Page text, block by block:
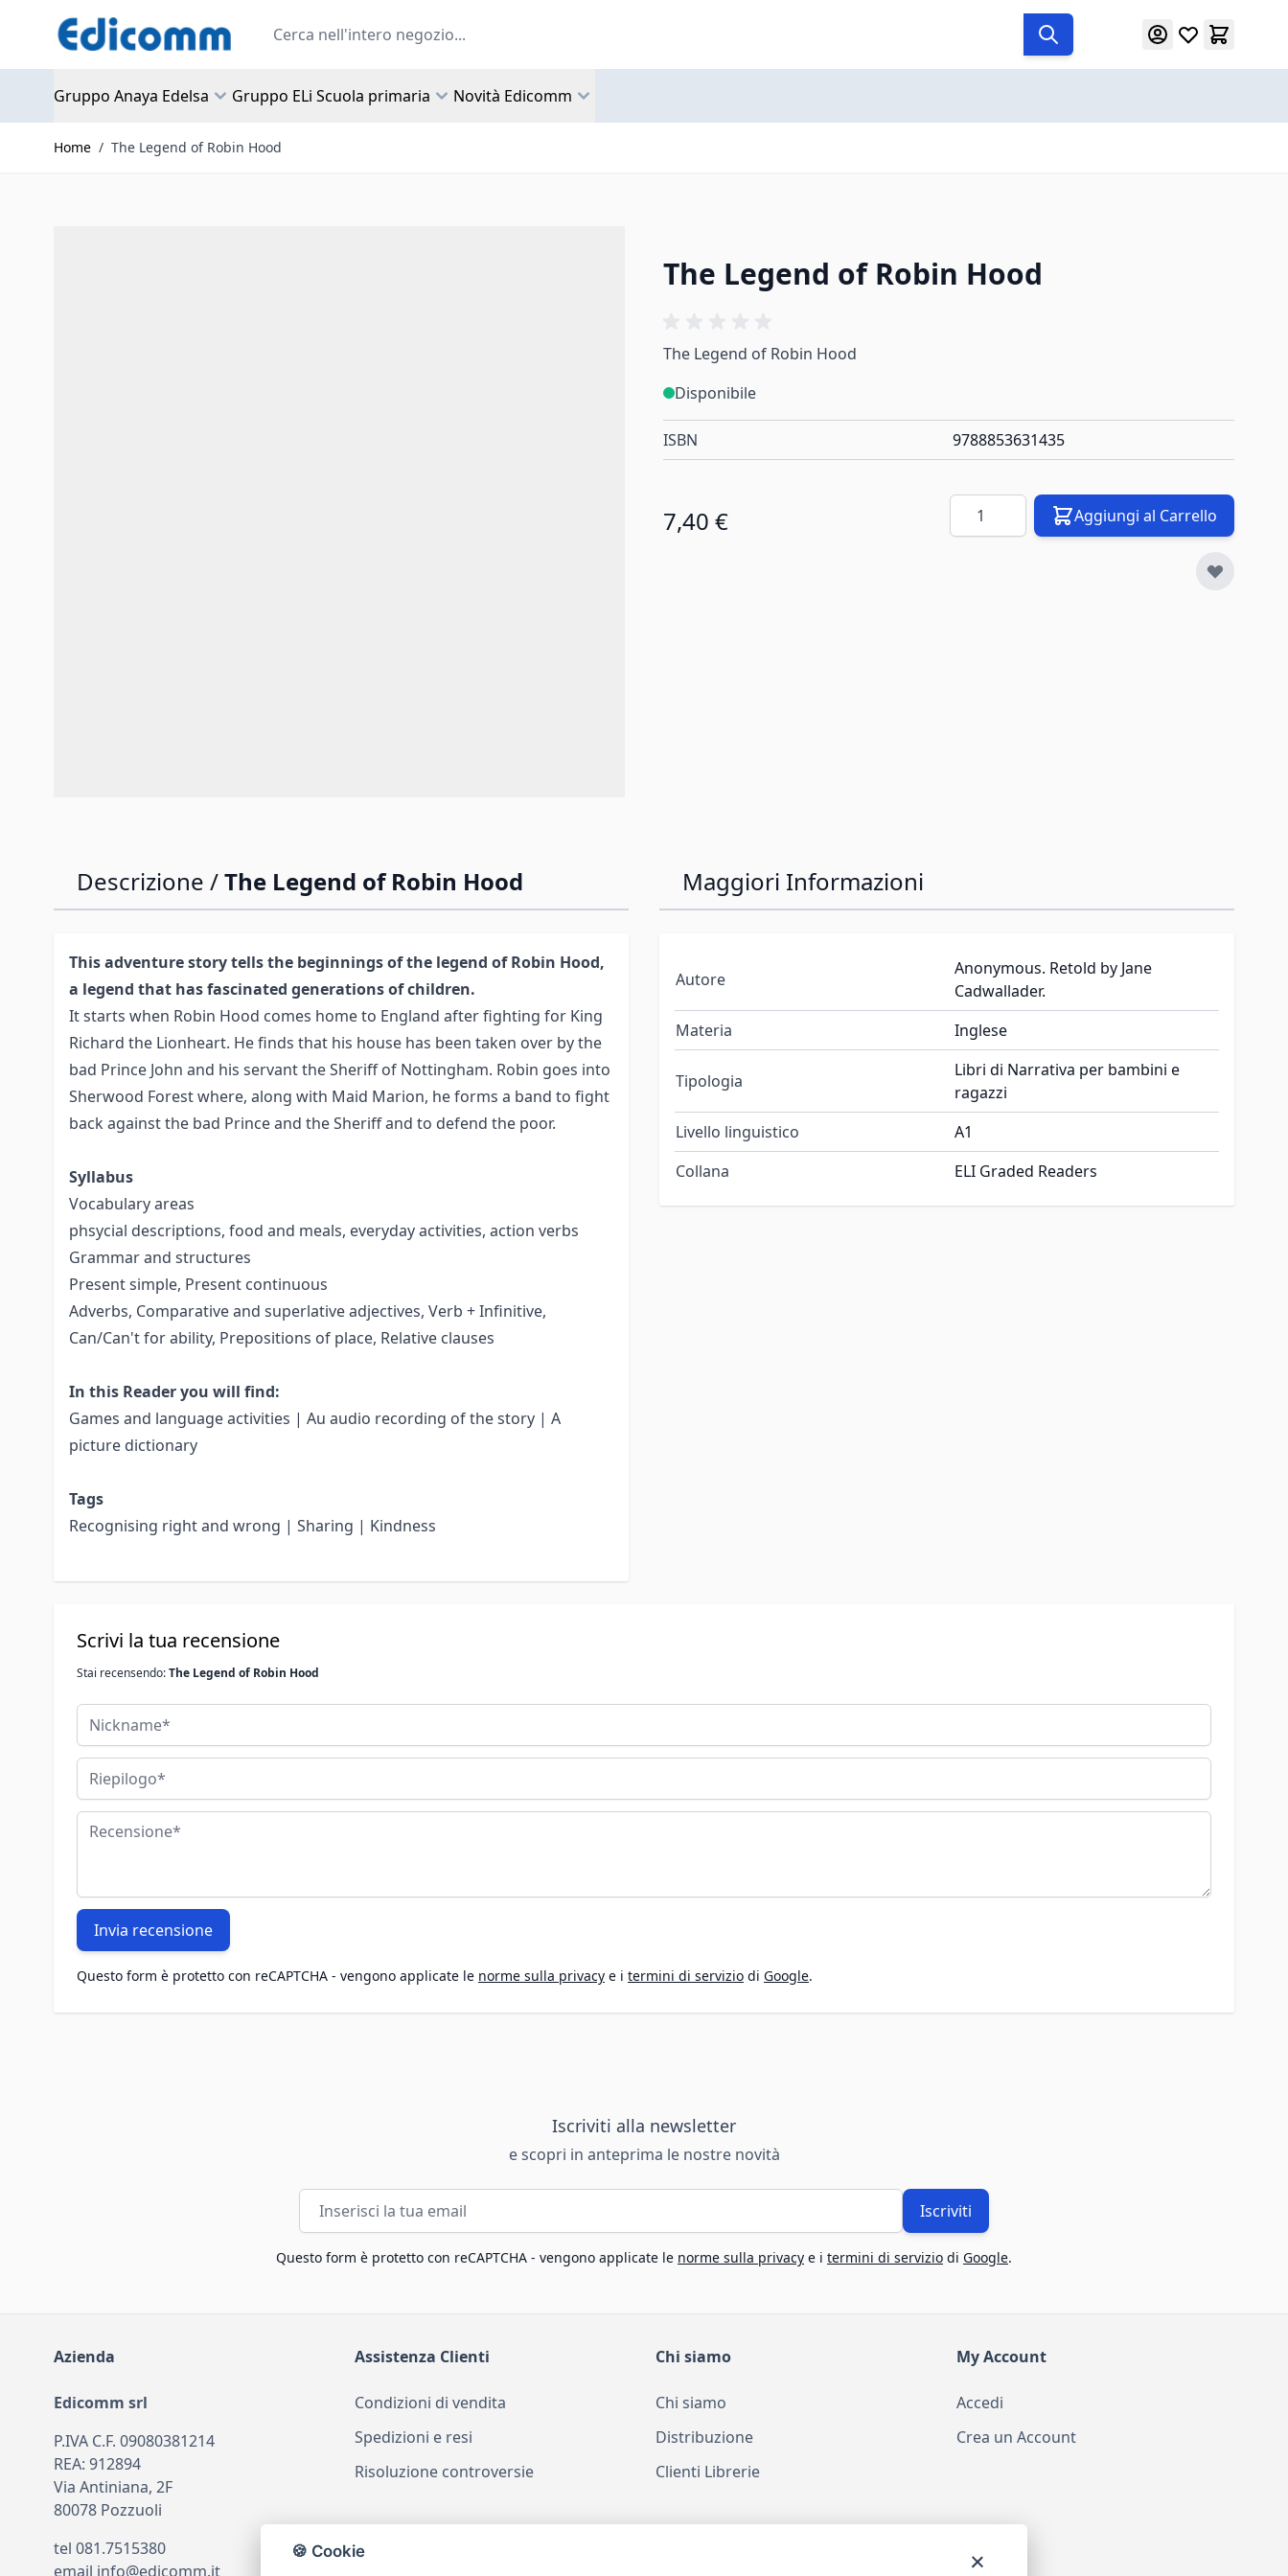
Search
Gruppo Anaya Edelsa Gruppo ELi Scuola primaria Novità Edicomm
Home / The Legend of Robin Hood
The Legend of Robin Hood
The Legend of Robin Hood
Disponibile
ISBN 9788853631435
7,40 € Quantità Aggiungi al Carrello
Descrizione /The Legend of Robin Hood
This adventure story tells the beginnings of the legend of Robin Hood,
a legend that has fascinated generations of children.
It starts when Robin Hood comes home to England after fighting for King
Richard the Lionheart. He finds that his house has been taken over by the
bad Prince John and his servant the Sheriff of Nottingham. Robin goes into
Sherwood Forest where, along with Maid Marion, he forms a band to fight
back against the bad Prince and the Sheriff and to defend the poor.
Syllabus
Vocabulary areas
phsycial descriptions, food and meals, everyday activities, action verbs
Grammar and structures
Present simple, Present continuous
Adverbs, Comparative and superlative adjectives, Verb + Infinitive,
Can/Can't for ability, Prepositions of place, Relative clauses
In this Reader you will find:
Games and language activities | Au audio recording of the story | A
picture dictionary
Tags
Recognising right and wrong | Sharing | Kindness
Maggiori Informazioni
Autore
Anonymous. Retold by Jane
Cadwallader.
Materia
Inglese
Tipologia
Libri di Narrativa per bambini e
ragazzi
Livello linguistico
A1
Collana
ELI Graded Readers
Scrivi la tua recensione
Stai recensendo:The Legend of Robin Hood
Nickname
Riepilogo
Recensione
Invia recensione
Questo form è protetto con reCAPTCHA - vengono applicate le norme sulla privacy e i termini di servizio di Google.
Iscriviti alla newsletter
e scopri in anteprima le nostre novità
Indirizzo email
Iscriviti
Questo form è protetto con reCAPTCHA - vengono applicate le norme sulla privacy e i termini di servizio di Google.
Azienda
Edicomm srl
P.IVA C.F. 09080381214
REA: 912894
Via Antiniana, 2F
80078 Pozzuoli
tel 081.7515380
email info@edicomm.it
Assistenza Clienti
Condizioni di vendita
Spedizioni e resi
Risoluzione controversie
Chi siamo
Chi siamo
Distribuzione
Clienti Librerie
My Account
Accedi
Crea un Account
🍪 Cookie